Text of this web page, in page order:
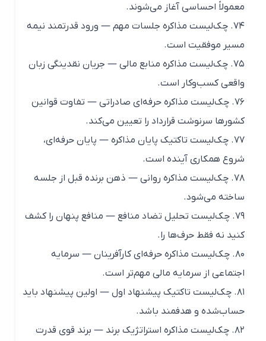
معمولاً احساسی آغاز می‌شوند.
۷۴. چک‌لیست مذاکره جلسات مهم — ورود قدرتمند نیمه
مسیر موفقیت است.
۷۵. چک‌لیست مذاکره منابع مالی — جریان نقدینگی زبان
واقعی کسب‌وکار است.
۷۶. چک‌لیست مذاکره حرفه‌ای صادراتی — تفاوت قوانین
کشورها سرنوشت قرارداد را تعیین می‌کند.
۷۷. چک‌لیست تاکتیک پایان مذاکره — پایان حرفه‌ای،
شروع همکاری آینده است.
۷۸. چک‌لیست مذاکره روانی — ذهن برنده قبل از جلسه
ساخته می‌شود.
۷۹. چک‌لیست تحلیل تضاد منافع — منافع پنهان را کشف
کنید نه فقط حرف‌ها را.
۸۰. چک‌لیست مذاکره حرفه‌ای کارآفرینان — سرمایه
اجتماعی از سرمایه مالی مهم‌تر است.
۸۱. چک‌لیست تاکتیک پیشنهاد اول — اولین پیشنهاد باید
حساب‌شده و هدفمند باشد.
۸۲. چک‌لیست مذاکره استراتژیک برند — برند قوی قدرت